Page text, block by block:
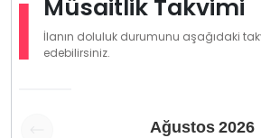
Müsaitlik Takvimi
İlanın doluluk durumunu aşağıdaki
edebilirsiniz.
Ağustos 2026